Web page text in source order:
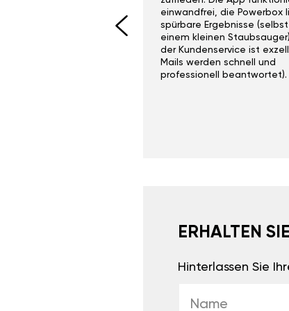
einwandfrei, die Powerbox
spürbare Ergebnisse
einem kleinen
der Kundenservice ist
Mails werden schnell und
professionell beantwortet).
ERHALTEN
Hinterlassen Sie